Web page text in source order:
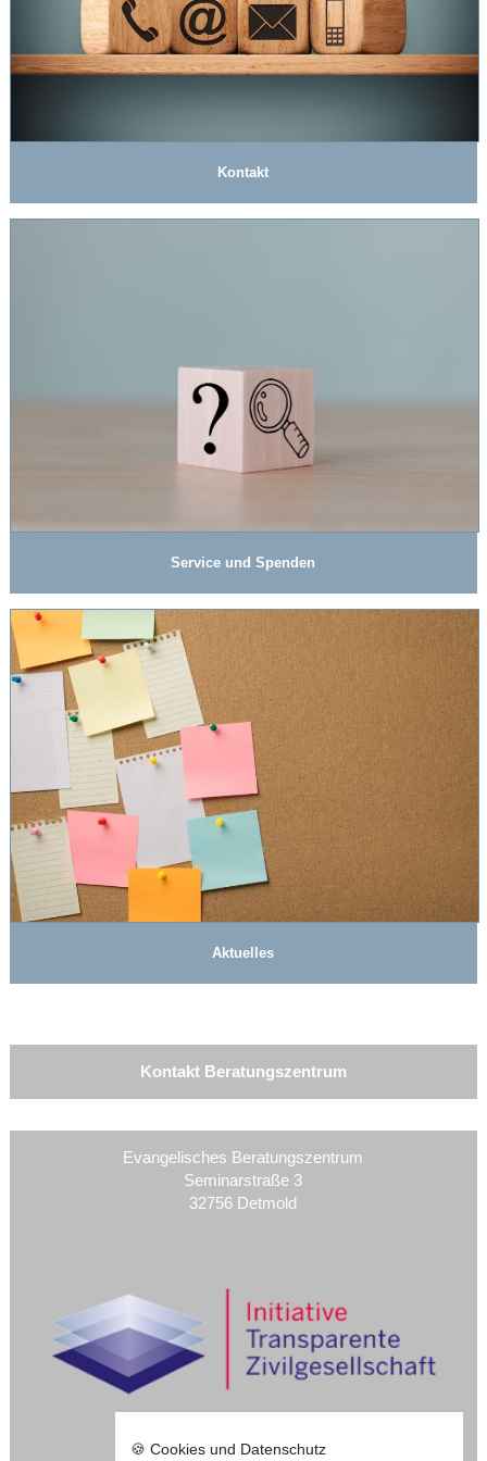
Kontakt
Service und Spenden
Aktuelles
Kontakt Beratungszentrum
Evangelisches Beratungszentrum
Seminarstraße 3
32756 Detmold
🍪 Cookies und Datenschutz